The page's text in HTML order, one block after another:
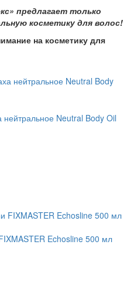
предлагает только
косметику для волос!
на косметику для
Neutral Body Oil
Echosline 500 мл